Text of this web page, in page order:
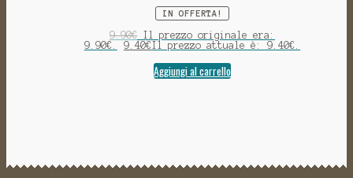
IN OFFERTA!
9.90€
Il prezzo originale era:
9.90€.
9.40€ Il prezzo attuale è: 9.40€.
Aggiungi al carrello